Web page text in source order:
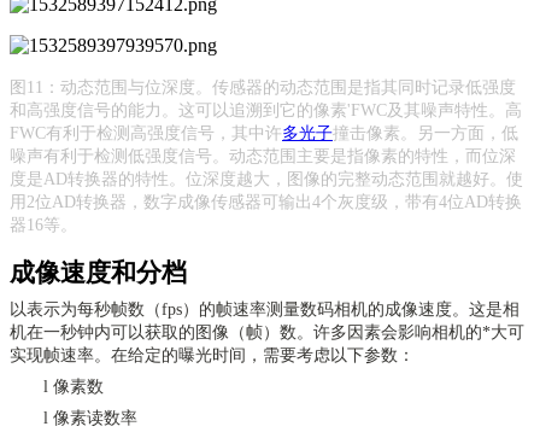
图 11：动态范围与位深度。传感器的动态范围是指其同时记录低强度
和高强度信号的能力。这可以追溯到它的像素'FWC及其噪声特性。高
FWC有利于检测高强度信号，其中许多光子撞击像素。另一方面，低
噪声有利于检测低强度信号。动态范围主要是指像素的特性，而位深
度是AD转换器的特性。位深度越大，图像的完整动态范围就越好。使
用2位AD转换器，数字成像传感器可输出4个灰度级，带有4位AD转换
器16等。
成像速度和分档
以表示为每秒帧数（fps）的帧速率测量数码相机的成像速度。这是相
机在一秒钟内可以获取的图像（帧）数。许多因素会影响相机的*大可
实现帧速率。在给定的曝光时间，需要考虑以下参数：
l 像素数
l 像素读数率